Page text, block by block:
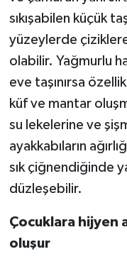
sıkışabilen küçük
yüzeylerde
olabilir. Yağmurlu
eve taşınırsa
küf ve mantar
su lekelerine ve
ayakkabıların
sık çiğnendiğinde
düzleşebilir.
Çocuklara hijyen
oluşur